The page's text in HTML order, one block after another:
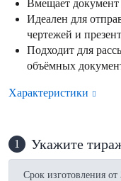
Вмещает документ
Идеален для
чертежей и
Подходит для
объёмных
Характеристики
1 Укажите
Срок изготовления